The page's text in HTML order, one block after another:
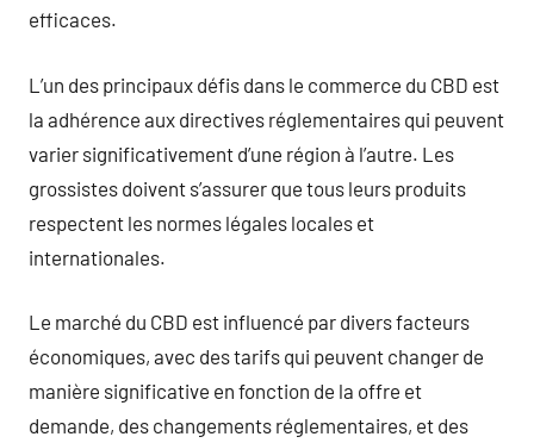
efficaces.
L’un des principaux défis dans le commerce du CBD est
la adhérence aux directives réglementaires qui peuvent
varier significativement d’une région à l’autre. Les
grossistes doivent s’assurer que tous leurs produits
respectent les normes légales locales et
internationales.
Le marché du CBD est influencé par divers facteurs
économiques, avec des tarifs qui peuvent changer de
manière significative en fonction de la offre et
demande, des changements réglementaires, et des